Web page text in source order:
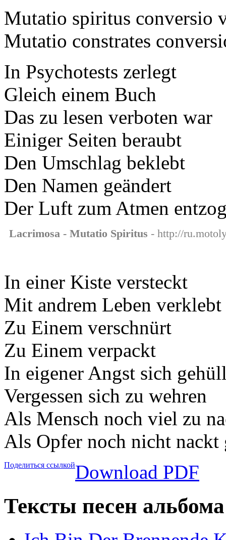
Mutatio spiritus conversio
Mutatio constrates
In Psychotests zerlegt
Gleich einem Buch
Das zu lesen verboten war
Einiger Seiten beraubt
Den Umschlag beklebt
Den Namen geändert
Der Luft zum Atmen
Lacrimosa - Mutatio Spiritus - http://
In einer Kiste versteckt
Mit andrem Leben verklebt
Zu Einem verschnürt
Zu Einem verpackt
In eigener Angst sich
Vergessen sich zu wehren
Als Mensch noch viel zu
Als Opfer noch nicht nackt
Поделиться ссылкойDownload PDF
Тексты песен